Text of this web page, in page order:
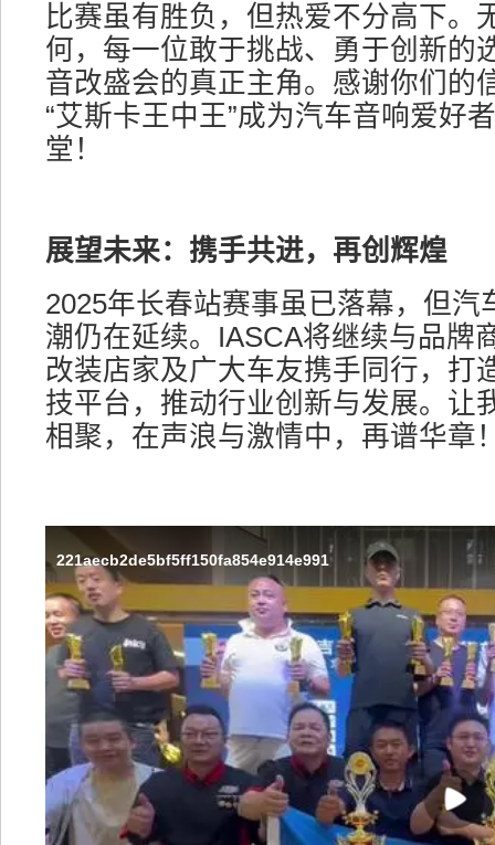
比赛虽有胜负，但热爱不分高下。
何，每一位敢于挑战、勇于创新的
音改盛会的真正主角。感谢你们的
“艾斯卡王中王”成为汽车音响爱好
堂！
展望未来：携手共进，再创辉煌
2025年长春站赛事虽已落幕，但汽
潮仍在延续。IASCA将继续与品牌
改装店家及广大车友携手同行，打
技平台，推动行业创新与发展。让
相聚，在声浪与激情中，再谱华章